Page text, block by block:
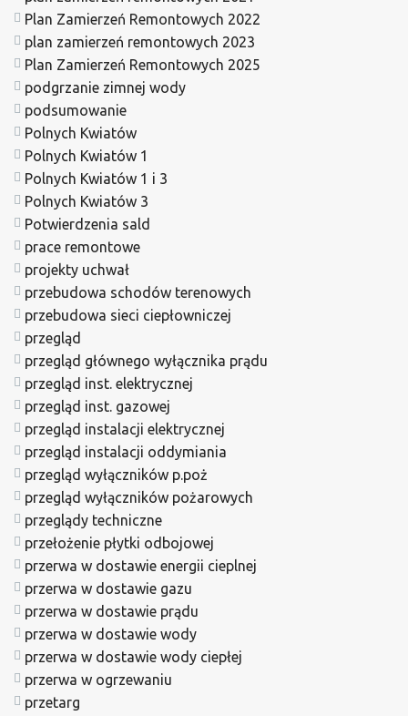
Plan Zamierzeń Remontowych 2022
plan zamierzeń remontowych 2023
Plan Zamierzeń Remontowych 2025
podgrzanie zimnej wody
podsumowanie
Polnych Kwiatów
Polnych Kwiatów 1
Polnych Kwiatów 1 i 3
Polnych Kwiatów 3
Potwierdzenia sald
prace remontowe
projekty uchwał
przebudowa schodów terenowych
przebudowa sieci ciepłowniczej
przegląd
przegląd głównego wyłącznika prądu
przegląd inst. elektrycznej
przegląd inst. gazowej
przegląd instalacji elektrycznej
przegląd instalacji oddymiania
przegląd wyłączników p.poż
przegląd wyłączników pożarowych
przeglądy techniczne
przełożenie płytki odbojowej
przerwa w dostawie energii cieplnej
przerwa w dostawie gazu
przerwa w dostawie prądu
przerwa w dostawie wody
przerwa w dostawie wody ciepłej
przerwa w ogrzewaniu
przetarg